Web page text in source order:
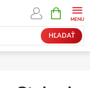
HĽADAŤ
KOŠÍK